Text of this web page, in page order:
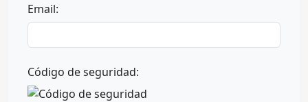
Email:
Código de seguridad: